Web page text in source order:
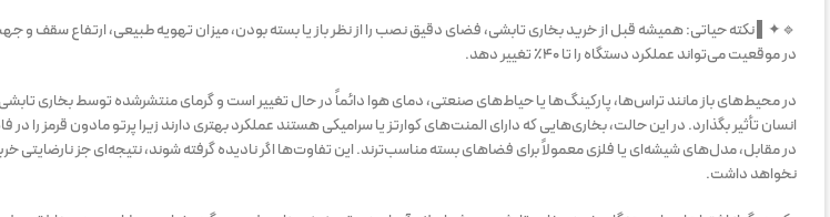
🔹✦▌ نکته حیاتی: همیشه قبل از خرید بخاری تابشی، فضای دقیق نصب را از نظر باز یا بسته بودن، میزان تهویه طبیعی، ارتفاع سقف و
در موقعیت می‌تواند عملکرد دستگاه را تا ۴۰٪ تغییر دهد.
در محیط‌های باز مانند تراس‌ها، پارکینگ‌ها یا حیاط‌های صنعتی، دمای هوا دائماً در حال تغییر است و گرمای منتشرشده توسط بخاری
انسان تأثیر بگذارد. در این حالت، بخاری‌هایی که دارای المنت‌های کوارتز یا سرامیکی هستند عملکرد بهتری دارند زیرا پرتو مادون قرمز را
در مقابل، مدل‌های شیشه‌ای یا فلزی معمولاً برای فضاهای بسته مناسب‌ترند. این تفاوت‌ها اگر نادیده گرفته شوند، نتیجه‌ای جز نارضایتی
نخواهد داشت.